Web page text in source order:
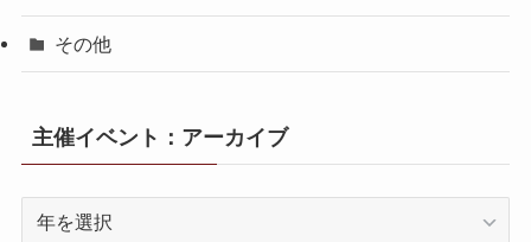
その他
主催イベント：アーカイブ